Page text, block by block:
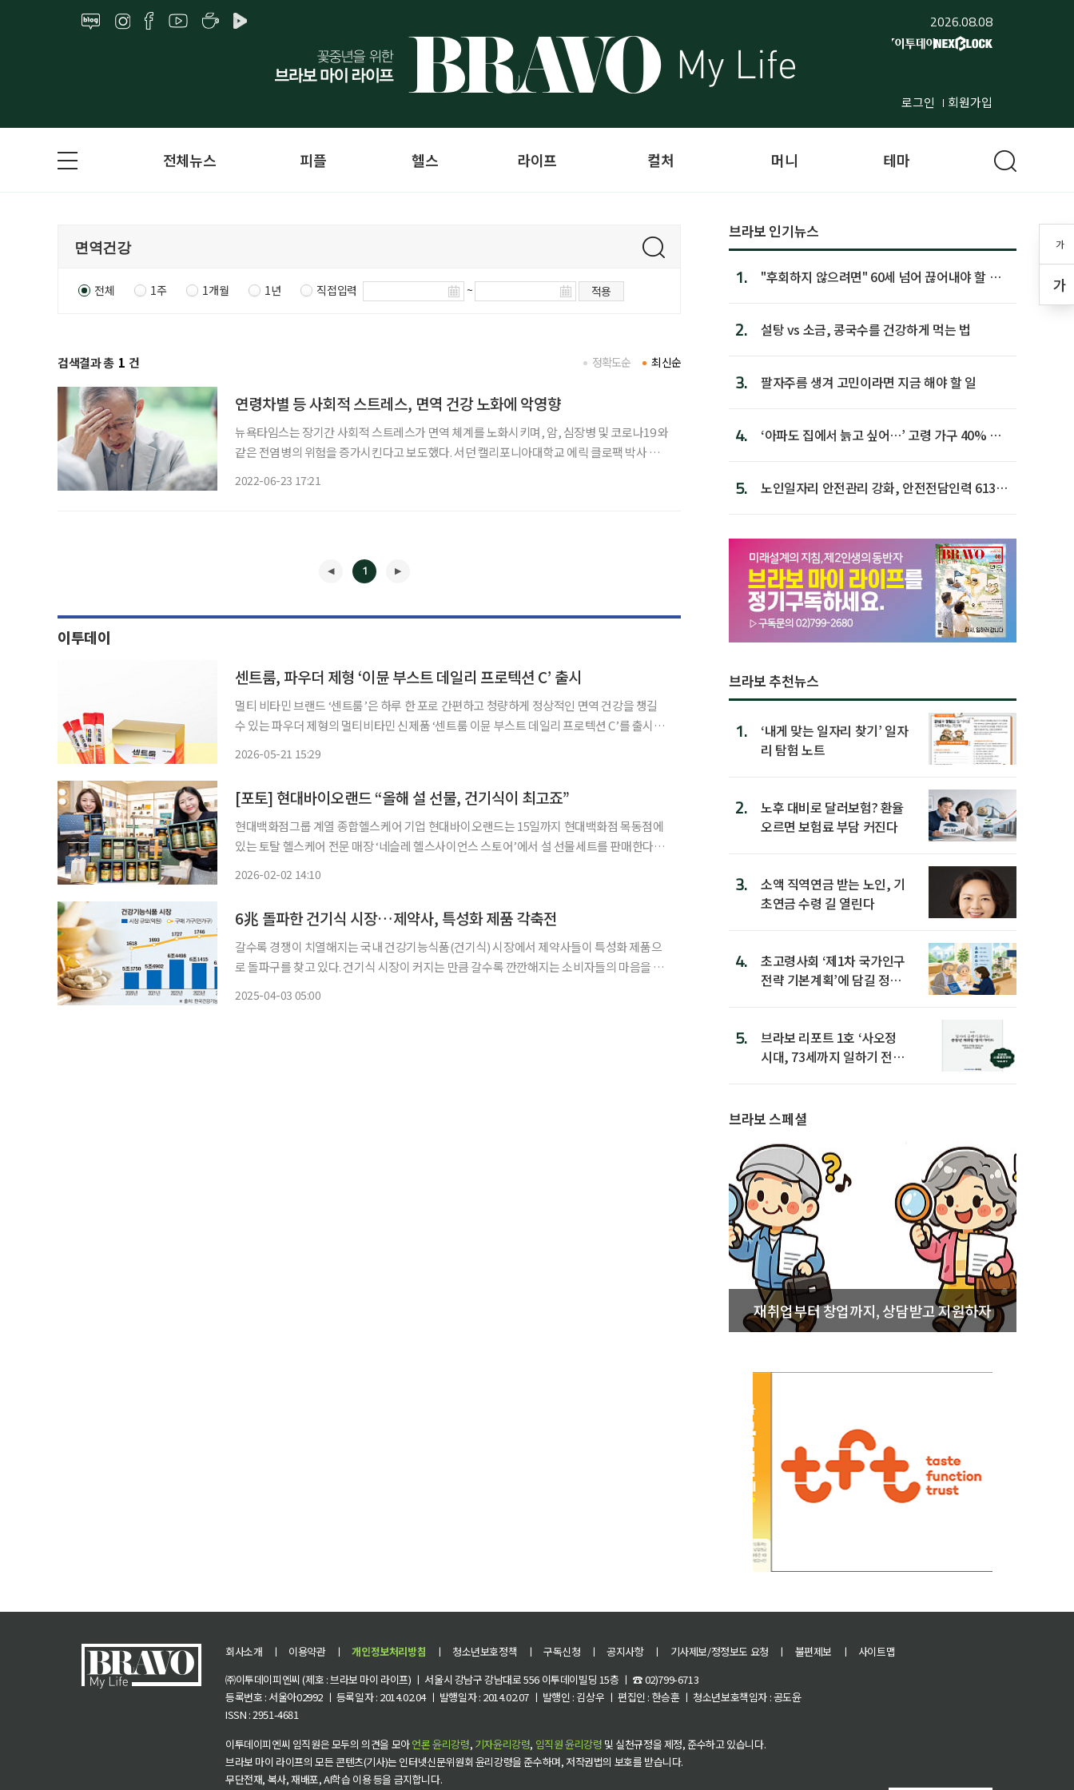
2026.08.08
로그인 회원가입
가
가
전체뉴스 피플 헬스 라이프 컬처 머니 테마
전체 1주 1개월 1년 직접입력 ~ 적용
검색결과 총 1 건 최신순
정확도순
연령차별 등 사회적 스트레스, 면역 건강 노화에 악영향
뉴욕타임스는 장기간 사회적 스트레스가 면역 체계를 노화시키며, 암, 심장병 및 코로나19 와
같은 전염병의 위험을 증가시킨다고 보도했다. 서던 캘리포니아대학교 에릭 클로팩 박사 연
2022-06-23 17:21
1
이투데이
센트룸, 파우더 제형 ‘이뮨 부스트 데일리 프로텍션 C’ 출시
멀티 비타민 브랜드 ‘센트룸’은 하루 한 포로 간편하고 청량하게 정상적인 면역 건강을 챙길
수 있는 파우더 제형의 멀티비타민 신제품 ‘센트룸 이뮨 부스트 데일리 프로텍션 C’를 출시했
2026-05-21 15:29
[포토] 현대바이오랜드 “올해 설 선물, 건기식이 최고죠”
현대백화점그룹 계열 종합헬스케어 기업 현대바이오랜드는 15일까지 현대백화점 목동점에
있는 토탈 헬스케어 전문 매장 ‘네슬레 헬스사이언스 스토어’에서 설 선물세트를 판매한다고
2026-02-02 14:10
6兆 돌파한 건기식 시장…제약사, 특성화 제품 각축전
갈수록 경쟁이 치열해지는 국내 건강기능식품(건기식) 시장에서 제약사들이 특성화 제품으
로 돌파구를 찾고 있다. 건기식 시장이 커지는 만큼 갈수록 깐깐해지는 소비자들의 마음을 잡
2025-04-03 05:00
브라보 인기뉴스
1.
"후회하지 않으려면" 60세 넘어 끊어내야 할 사
2. 설탕 vs 소금, 콩국수를 건강하게 먹는 법
3. 팔자주름 생겨 고민이라면 지금 해야 할 일
4.
‘아파도 집에서 늙고 싶어…’ 고령 가구 40% 노
5.
노인일자리 안전관리 강화, 안전전담인력 613명
브라보 추천뉴스
1.
‘내게 맞는 일자리 찾기’ 일자
리 탐험 노트
2.
노후 대비로 달러보험? 환율
오르면 보험료 부담 커진다
3.
소액 직역연금 받는 노인, 기
초연금 수령 길 열린다
4.
초고령사회 ‘제1차 국가인구
전략 기본계획’에 담길 정책
5.
브라보 리포트 1호 ‘사오정
시대, 73세까지 일하기 전략’
브라보 스페셜
재취업부터 창업까지, 상담받고 지원하자
회사소개 ㅣ 이용약관 ㅣ 개인정보처리방침 ㅣ 청소년보호정책 ㅣ 구독신청 ㅣ 공지사항 ㅣ 기사제보/정정보도 요청 ㅣ 불편제보 ㅣ
사이트맵
㈜이투데이피엔씨 (제호 : 브라보 마이 라이프) ㅣ 서울시 강남구 강남대로 556 이투데이빌딩 15층 ㅣ ☎ 02)799-6713
등록번호 : 서울아02992 ㅣ 등록일자 : 2014.02.04 ㅣ 발행일자 : 2014.02.07 ㅣ 발행인 : 김상우 ㅣ 편집인 : 한승훈 ㅣ 청소년보호책임자 : 공도윤
ISSN : 2951-4681
이투데이피엔씨 임직원은 모두의 의견을 모아언론 윤리강령, 기자윤리강령, 임직원 윤리강령 및 실천규정을 제정, 준수하고 있습니다.
브라보 마이 라이프의 모든 콘텐츠(기사)는 인터넷신문위원회 윤리강령을 준수하며, 저작권법의 보호를 받습니다.
무단전재, 복사, 재배포, AI학습 이용 등을 금지합니다.